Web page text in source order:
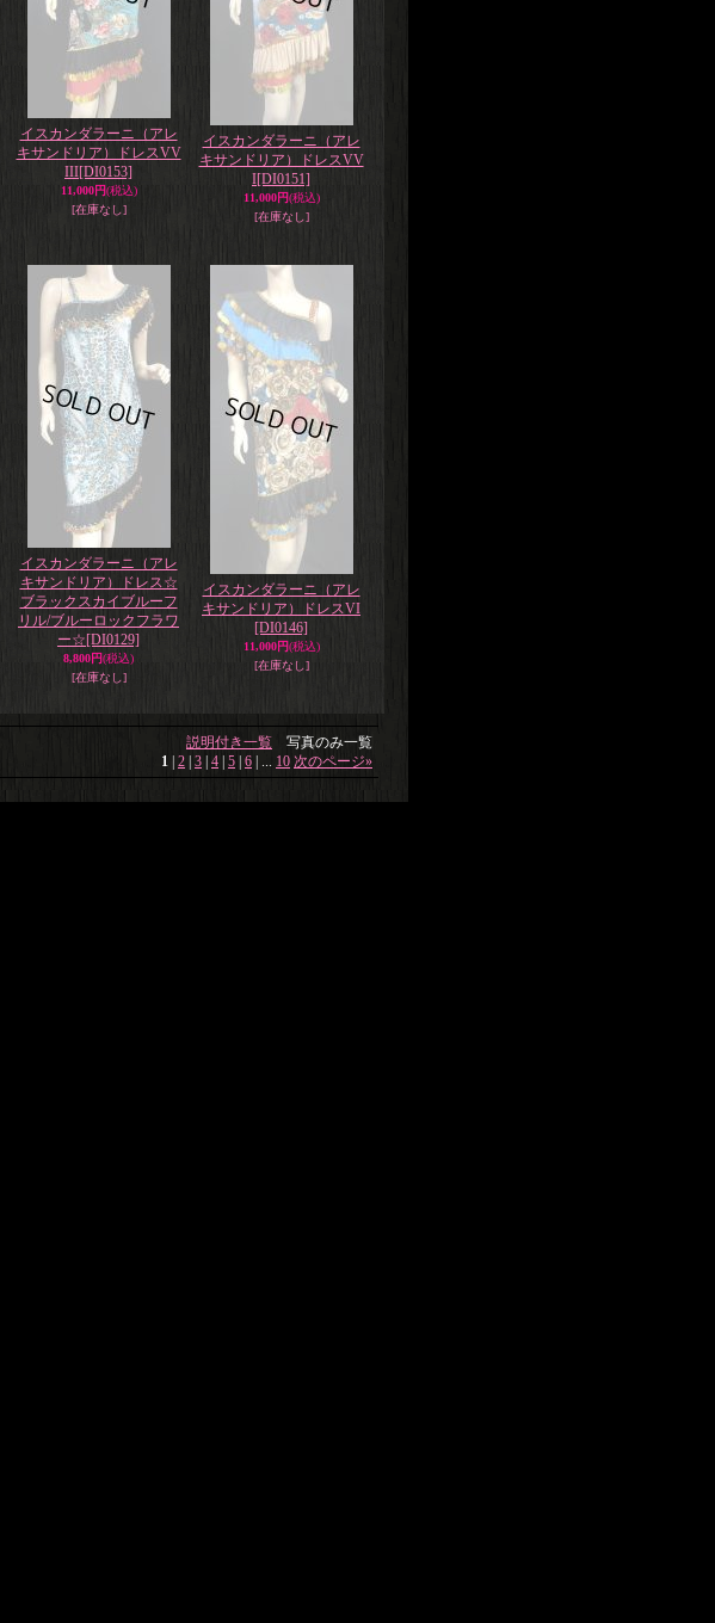
イスカンダラーニ（アレ
キサンドリア）ドレスVV
III[DI0153]
11,000円(税込)
[在庫なし]
イスカンダラーニ（アレ
キサンドリア）ドレスVV
I[DI0151]
11,000円(税込)
[在庫なし]
イスカンダラーニ（アレ
キサンドリア）ドレス☆
ブラックスカイブルーフ
リル/ブルーロックフラワ
ー☆[DI0129]
8,800円(税込)
[在庫なし]
イスカンダラーニ（アレ
キサンドリア）ドレスVI
[DI0146]
11,000円(税込)
[在庫なし]
説明付き一覧 写真のみ一覧
1 2 3 4 5 6 ... 10 次のページ»